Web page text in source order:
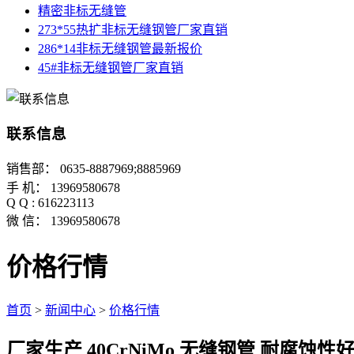
精密非标无缝管
273*55热扩非标无缝钢管厂家直销
286*14非标无缝钢管最新报价
45#非标无缝钢管厂家直销
联系信息
销售部： 0635-8887969;8885969
手 机： 13969580678
Q Q : 616223113
微 信： 13969580678
价格行情
首页 > 新闻中心 > 价格行情